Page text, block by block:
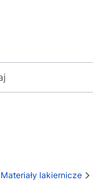
Materiały lakiernicze